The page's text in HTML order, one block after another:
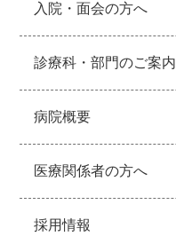
入院・面会の方へ
診療科・部門のご案内
病院概要
医療関係者の方へ
採用情報